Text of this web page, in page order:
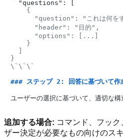
    {
"question": "これは何を
      "header": "目的",
      "options": [...]
    }
}
### ステップ 2: 回答に基づいて作
追加する場合: コマンド、フッ
ザー決定が必要なもの向けのス